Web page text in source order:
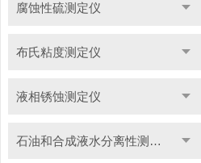
腐蚀性硫测定仪
布氏粘度测定仪
液相锈蚀测定仪
石油和合成液水分离性测定仪